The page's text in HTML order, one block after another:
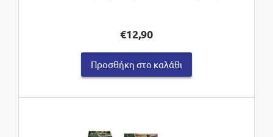
€12,90
Προσθήκη στο καλάθι